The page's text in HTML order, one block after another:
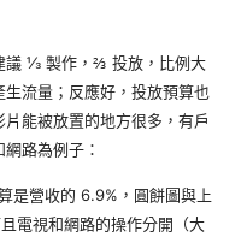
議 ⅓ 製作，⅔ 投放，比例大
流量；反應好，投放預算也
能被放置的地方很多，有戶
路為例子：
是營收的 6.9%，圓餅圖與上
電視和網路的操作分開（大